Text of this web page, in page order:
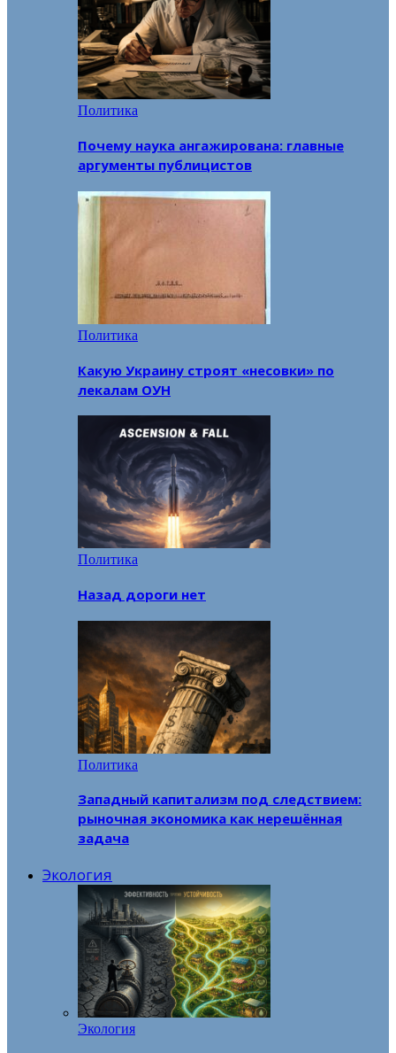
Политика
Почему наука ангажирована: главные
аргументы публицистов
Политика
Какую Украину строят «несовки» по
лекалам ОУН
Политика
Назад дороги нет
Политика
Западный капитализм под следствием:
рыночная экономика как нерешённая
задача
Экология
Экология